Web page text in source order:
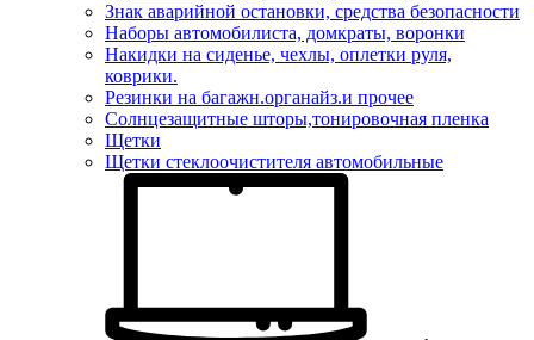
Знак аварийной остановки, средства безопасности
Наборы автомобилиста, домкраты, воронки
Накидки на сиденье, чехлы, оплетки руля,
коврики.
Резинки на багажн.органайз.и прочее
Солнцезащитные шторы,тонировочная пленка
Щетки
Щетки стеклоочистителя автомобильные